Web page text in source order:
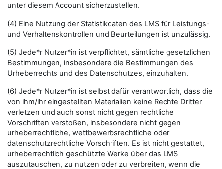
unter diesem Account sicherzustellen.
(4) Eine Nutzung der Statistikdaten des LMS für Leistungs-
und Verhaltenskontrollen und Beurteilungen ist unzulässig.
(5) Jede*r Nutzer*in ist verpflichtet, sämtliche gesetzlichen
Bestimmungen, insbesondere die Bestimmungen des
Urheberrechts und des Datenschutzes, einzuhalten.
(6) Jede*r Nutzer*in ist selbst dafür verantwortlich, dass die
von ihm/ihr eingestellten Materialien keine Rechte Dritter
verletzen und auch sonst nicht gegen rechtliche
Vorschriften verstoßen, insbesondere nicht gegen
urheberrechtliche, wettbewerbsrechtliche oder
datenschutzrechtliche Vorschriften. Es ist nicht gestattet,
urheberrechtlich geschützte Werke über das LMS
auszutauschen, zu nutzen oder zu verbreiten, wenn die